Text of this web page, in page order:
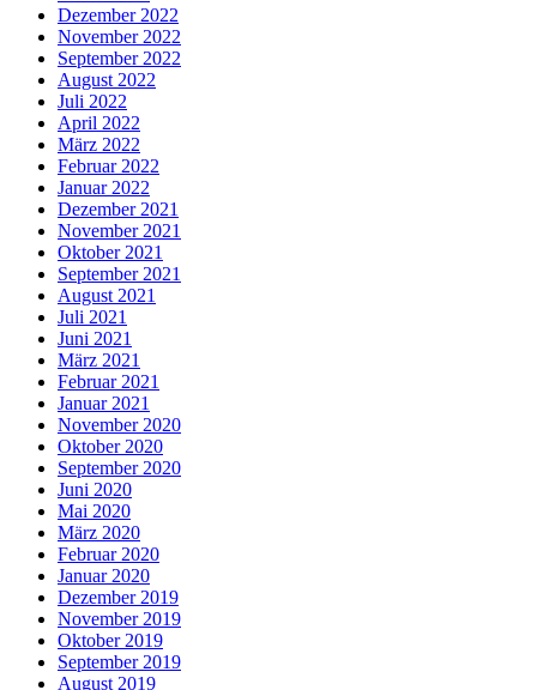
Dezember 2022
November 2022
September 2022
August 2022
Juli 2022
April 2022
März 2022
Februar 2022
Januar 2022
Dezember 2021
November 2021
Oktober 2021
September 2021
August 2021
Juli 2021
Juni 2021
März 2021
Februar 2021
Januar 2021
November 2020
Oktober 2020
September 2020
Juni 2020
Mai 2020
März 2020
Februar 2020
Januar 2020
Dezember 2019
November 2019
Oktober 2019
September 2019
August 2019